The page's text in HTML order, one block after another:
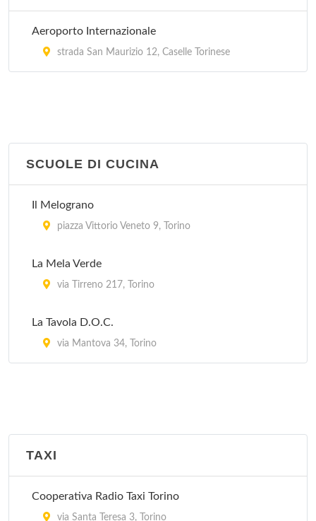
Aeroporto Internazionale
strada San Maurizio 12, Caselle Torinese
SCUOLE DI CUCINA
Il Melograno
piazza Vittorio Veneto 9, Torino
La Mela Verde
via Tirreno 217, Torino
La Tavola D.O.C.
via Mantova 34, Torino
TAXI
Cooperativa Radio Taxi Torino
via Santa Teresa 3, Torino